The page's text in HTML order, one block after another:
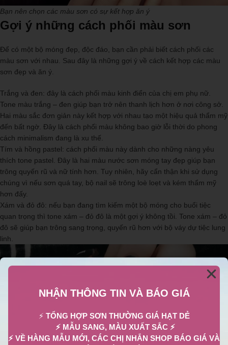
Bạn nên chọn các màu sơn có sự kết hợp ăn ý
Gợi ý những cách phối màu sơn
Để có một bộ móng đẹp, độc đáo, bạn cần phải biết cách phối các
màu sơn với nhau. Sau đây là những gợi ý về cách kết hợp các màu
sơn đẹp và ăn ý.
Trắng và đen: đây là cách phối màu kinh điển của chị em phụ nữ.
Tone màu trắng – đen giúp bạn trở nên thanh lịch hơn ở nơi công sở.
Hai màu sắc đơn giản này kết hợp với nhau tạo một hiệu quả thẩm mỹ
đến bất ngờ. Đây là cách phối màu không bao giờ lỗi thời do phong
cách minimalism đang là xu thế.
Tím và hồng pastel: cách phối màu này dành cho những nàng yêu
thích tone pastel. Đây là hai màu nước sơn móng tay đẹp giúp bạn
trông quyến rũ và nữ tính hơn. Tuy nhiên, hãy cẩn thận khi sử dụng
chúng vì nếu sơn quá tay, bộ nail sẽ trông loè loẹt và kém thẩm mỹ
hơn đấy.
Xám và đỏ đô: nếu bạn đang tìm kiếm một bộ móng cho buổi tiệc
quan trọng thì tone xám – đỏ đô là một gợi ý không tồi. Tone xám – đỏ
đô sẽ giúp bạn trông sang trọng, quyến rũ hơn với bộ váy dự tiệc lung
linh.
NHẬN THÔNG TIN VÀ BÁO GIÁ
⚡ TỔNG HỢP SƠN THƯỜNG GIÁ HẠT DẺ
⚡ MẪU SANG, MÀU XUẤT SẮC ⚡
⚡ VỀ HÀNG MẪU MỚI, CÁC CHỊ NHẮN SHOP BÁO GIÁ VÀ